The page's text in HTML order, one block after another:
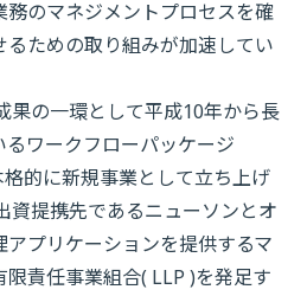
のマネジメントプロセスを確
ための取り組みが加速してい
果の一環として平成10年から長
ワークフローパッケージ
的に新規事業として立ち上げ
資提携先であるニューソンとオ
プリケーションを提供するマ
責任事業組合( LLP )を発足す